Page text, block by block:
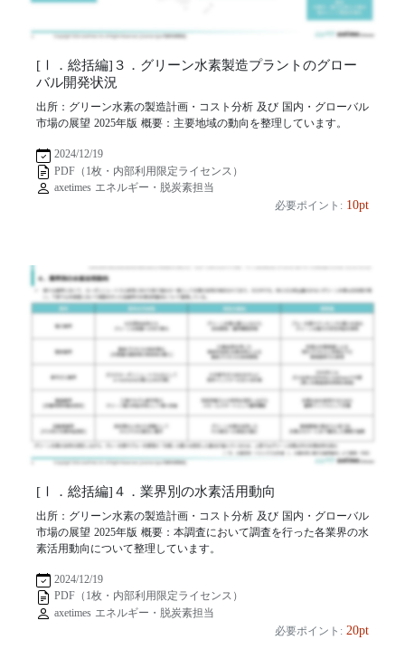
[Ⅰ．総括編]３．グリーン水素製造プラントのグロー
バル開発状況
出所：グリーン水素の製造計画・コスト分析 及び 国内・グローバル
市場の展望 2025年版 概要：主要地域の動向を整理しています。
2024/12/19
PDF（1枚・内部利用限定ライセンス）
axetimes エネルギー・脱炭素担当
必要ポイント: 10pt
[Ⅰ．総括編]４．業界別の水素活用動向
出所：グリーン水素の製造計画・コスト分析 及び 国内・グローバル
市場の展望 2025年版 概要：本調査において調査を行った各業界の水
素活用動向について整理しています。
2024/12/19
PDF（1枚・内部利用限定ライセンス）
axetimes エネルギー・脱炭素担当
必要ポイント: 20pt